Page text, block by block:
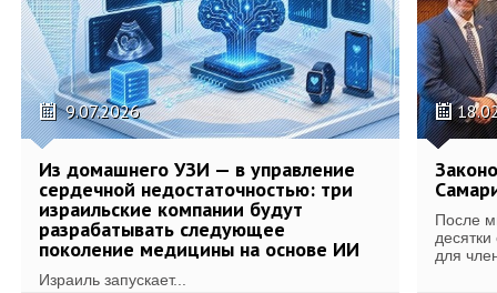
9.07.2026
Из домашнего УЗИ — в управление
сердечной недостаточностью: три
израильские компании будут
разрабатывать следующее
поколение медицины на основе ИИ
Израиль запускает...
После
для